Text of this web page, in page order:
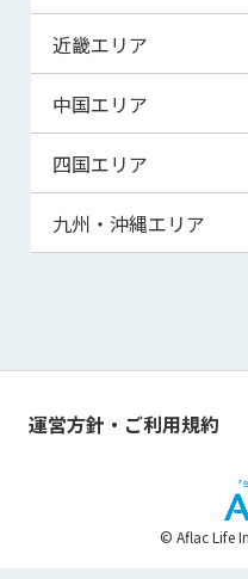
宮城県
秋田県
山形県
埼玉県
千葉県
茨城県
群馬県
富山県
福井県
山梨県
長野県
岐阜県
静岡県
三重県
近畿エリア
滋賀県
京都府
大阪府
兵庫県
和歌山県
中国エリア
鳥取県
島根県
山口県
四国エリア
徳島県
高知県
九州・沖縄エリア
熊本県
運営方針・ご利用規約
© Aflac Life